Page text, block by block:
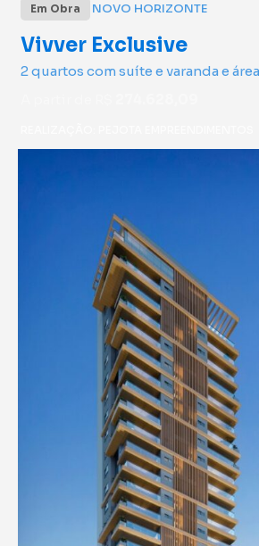
Em Obra NOVO HORIZONTE
Vivver Exclusive
2 quartos com suíte e varanda e